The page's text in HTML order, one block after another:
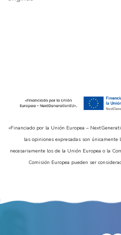
«Financiado por la Unión Europea –
las opiniones expresadas son
necesariamente los de la Unión Europea o la
Comisión Europea pueden ser